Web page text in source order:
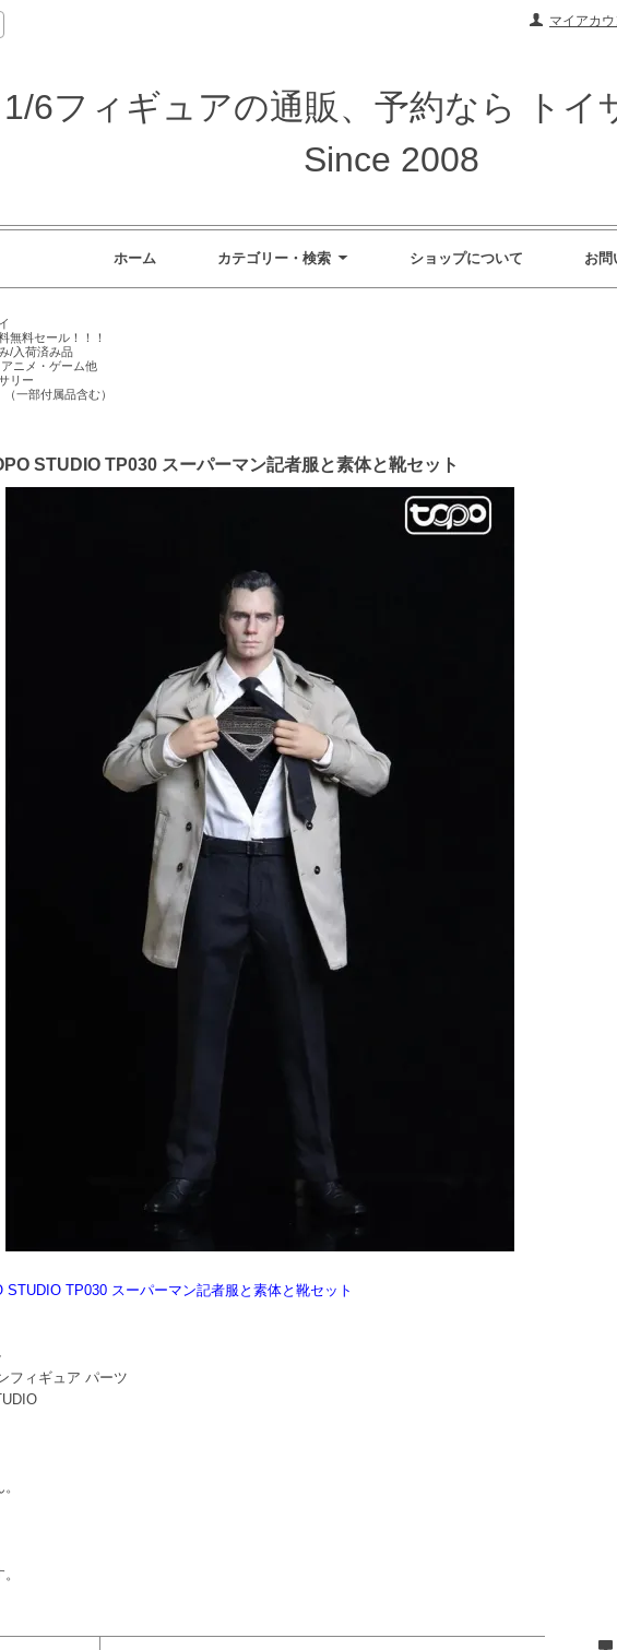
マイアカウ
1/6フィギュアの通販、予約なら トイ
Since 2008
ホーム カテゴリー・検索 ショップについて お問
無料セール！！！
/入荷済み品
ニメ・ゲーム他
リー
一部付属品含む）
STUDIO TP030 スーパーマン記者服と素体と靴セット
STUDIO TP030 スーパーマン記者服と素体と靴セット
フィギュア パーツ